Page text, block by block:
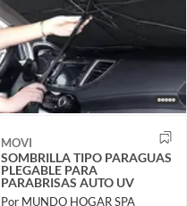
MOVI
SOMBRILLA TIPO PARAGUAS
PLEGABLE PARA
PARABRISAS AUTO UV
Por MUNDO HOGAR SPA